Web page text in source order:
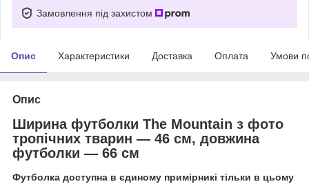
Замовлення під захистом
Опис Характеристики Доставка Оплата Умови
Опис
Ширина футболки The Mountain з фото
тропічних тварин — 46 см, довжина
футболки — 66 см
Футболка доступна в єдиному примірникі тільки в цьому